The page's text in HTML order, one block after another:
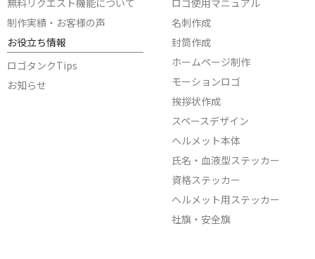
無料リクエスト機能について
制作実績・お客様の声
お役立ち情報
ロゴタンクTips
お知らせ
ロゴ使用マニュアル
名刺作成
封筒作成
ホームページ制作
モーションロゴ
挨拶状作成
スペースデザイン
ヘルメット本体
氏名・血液型ステッカー
資格ステッカー
ヘルメット用ステッカー
社旗・安全旗